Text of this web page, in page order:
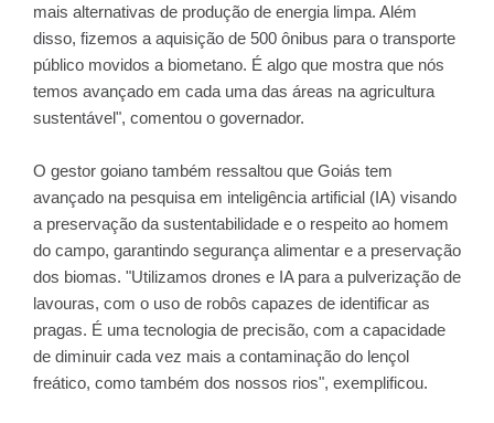
mais alternativas de produção de energia limpa. Além
disso, fizemos a aquisição de 500 ônibus para o transporte
público movidos a biometano. É algo que mostra que nós
temos avançado em cada uma das áreas na agricultura
sustentável", comentou o governador.
O gestor goiano também ressaltou que Goiás tem
avançado na pesquisa em inteligência artificial (IA) visando
a preservação da sustentabilidade e o respeito ao homem
do campo, garantindo segurança alimentar e a preservação
dos biomas. "Utilizamos drones e IA para a pulverização de
lavouras, com o uso de robôs capazes de identificar as
pragas. É uma tecnologia de precisão, com a capacidade
de diminuir cada vez mais a contaminação do lençol
freático, como também dos nossos rios", exemplificou.